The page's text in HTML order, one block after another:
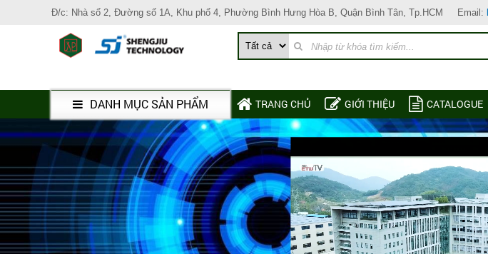
Đ/c: Nhà số 2, Đường số 1A, Khu phố 4, Phường Bình Hưng Hòa B, Quận Bình Tân, Tp.HCM Email:
DANH MỤC SẢN PHẨM TRANG CHỦ GIỚI THIỆU CATALOGUE